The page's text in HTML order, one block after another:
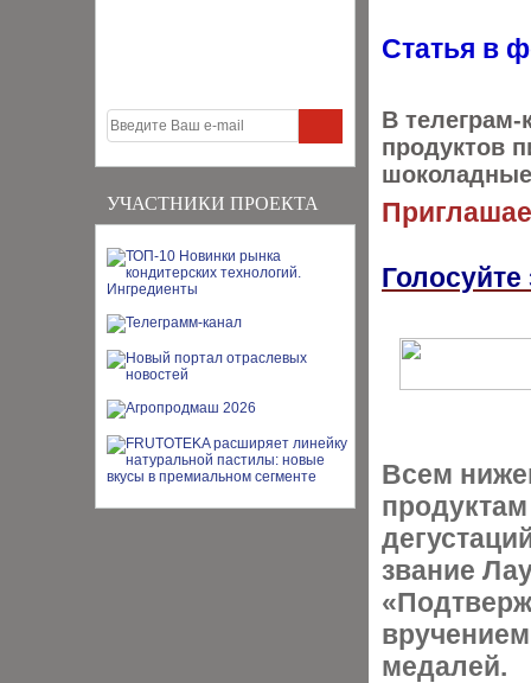
УЧАСТНИКИ ПРОЕКТА
Статья в
В телеграм-
продуктов
Всем
звание
медалей.